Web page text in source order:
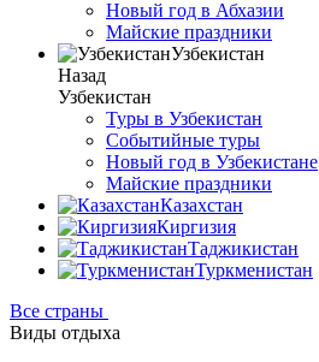
Новый год в Абхазии
Майские праздники
Узбекистан
Назад
Узбекистан
Туры в Узбекистан
Событийные туры
Новый год в Узбекистане
Майские праздники
Казахстан
Киргизия
Таджикистан
Туркменистан
Все страны
Виды отдыха